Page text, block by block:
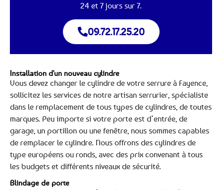
24 et 7 jours sur 7.
09.72.17.25.20
Installation d'un nouveau cylindre
Vous devez changer le cylindre de votre serrure à Fayence,
sollicitez les services de notre artisan serrurier, spécialiste
dans le remplacement de tous types de cylindres, de toutes
marques. Peu importe si votre porte est d’entrée, de
garage, un portillon ou une fenêtre, nous sommes capables
de remplacer le cylindre. Nous offrons des cylindres de
type européens ou ronds, avec des prix convenant à tous
les budgets et différents niveaux de sécurité.
Blindage de porte